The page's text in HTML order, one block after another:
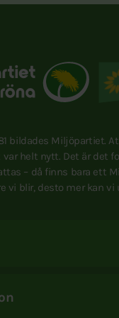
bildades Miljöpartiet.
helt nytt. Det är det
– då finns bara ett
vi blir, desto mer kan vi